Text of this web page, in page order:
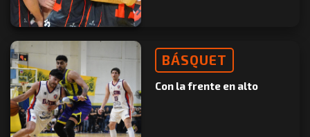
BÁSQUET
Con la frente en alto